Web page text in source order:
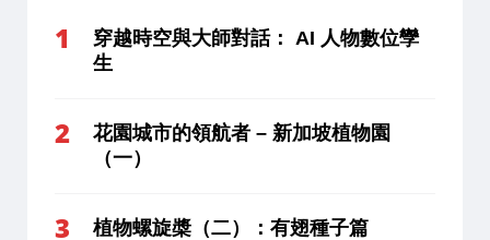
穿越時空與大師對話： AI 人物數位孿
生
花園城市的領航者 – 新加坡植物園
（一）
植物螺旋槳（二）：有翅種子篇